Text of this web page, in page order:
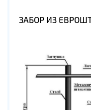
ЗАБОР ИЗ